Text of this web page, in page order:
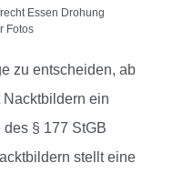
Essen Drohung
Fotos
zu entscheiden, ab
ein
§ 177 StGB
stellt eine